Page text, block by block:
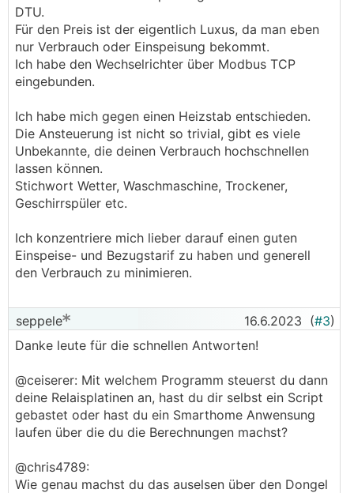
DTU.
Für den Preis ist der eigentlich Luxus, da man eben
nur Verbrauch oder Einspeisung bekommt.
Ich habe den Wechselrichter über Modbus TCP
eingebunden.
Ich habe mich gegen einen Heizstab entschieden.
Die Ansteuerung ist nicht so trivial, gibt es viele
Unbekannte, die deinen Verbrauch hochschnellen
lassen können.
Stichwort Wetter, Waschmaschine, Trockener,
Geschirrspüler etc.
Ich konzentriere mich lieber darauf einen guten
Einspeise- und Bezugstarif zu haben und generell
den Verbrauch zu minimieren.
seppele 16.6.2023 (#3)
Danke leute für die schnellen Antworten!
@ceiserer: Mit welchem Programm steuerst du dann
deine Relaisplatinen an, hast du dir selbst ein Script
gebastet oder hast du ein Smarthome Anwensung
laufen über die du die Berechnungen machst?
@chris4789:
Wie genau machst du das auselsen über den Dongel